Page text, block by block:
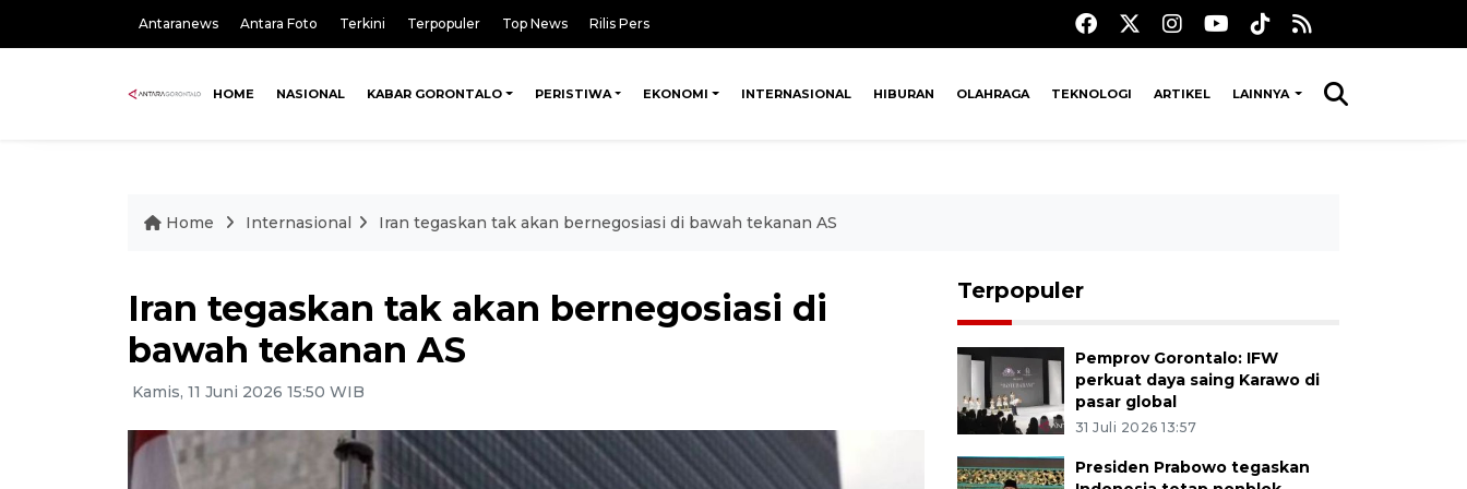
Antaranews Antara Foto Terkini Terpopuler Top News Rilis Pers
HOME NASIONAL KABAR GORONTALO PERISTIWA EKONOMI INTERNASIONAL HIBURAN OLAHRAGA TEKNOLOGI ARTIKEL LAINNYA
Home Internasional Iran tegaskan tak akan bernegosiasi di bawah tekanan AS
Iran tegaskan tak akan bernegosiasi di
bawah tekanan AS
Kamis, 11 Juni 2026 15:50 WIB
Terpopuler
Pemprov Gorontalo: IFW
perkuat daya saing Karawo di
pasar global
31 Juli 2026 13:57
Presiden Prabowo tegaskan